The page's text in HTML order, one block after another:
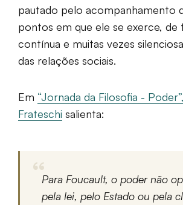
pautado pelo acompanhamento
pontos em que ele se exerce, de
contínua e muitas vezes
das relações sociais.
Em “Jornada da Filosofia -
Frateschi salienta:
Para Foucault, o poder não
pela lei, pelo Estado ou pela